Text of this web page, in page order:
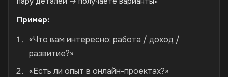
Пример:
«Что вам интересно: работа / доход /
развитие?»
«Есть ли опыт в онлайн-проектах?»